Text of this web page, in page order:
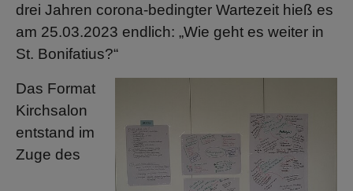
drei Jahren corona-bedingter Wartezeit hieß es
am 25.03.2023 endlich: „Wie geht es weiter in
St. Bonifatius?“
Das Format
Kirchsalon
entstand im
Zuge des